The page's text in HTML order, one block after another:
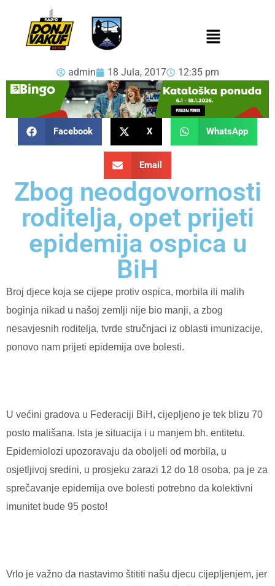
admin 18 Jula, 2017 12:35 pm
Facebook X WhatsApp
Email
Zbog neodgovornosti
roditelja, opet prijeti
epidemija ospica u
BiH
Broj djece koja se cijepe protiv ospica, morbila ili malih
boginja nikad u našoj zemlji nije bio manji, a zbog
nesavjesnih roditelja, tvrde stručnjaci iz oblasti imunizacije,
ponovo nam prijeti epidemija ove bolesti.
U većini gradova u Federaciji BiH, cijepljeno je tek blizu 70
posto mališana. Ista je situacija i u manjem bh. entitetu.
Epidemiolozi upozoravaju da oboljeli od morbila, u
osjetljivoj sredini, u prosjeku zarazi 12 do 18 osoba, pa je za
sprečavanje epidemija ove bolesti potrebno da kolektivni
imunitet bude 95 posto!
Vrlo je važno da nastavimo štititi našu djecu cijepljenjem, jer